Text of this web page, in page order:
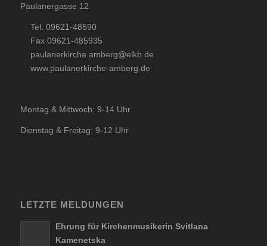
Paulanergasse 12
Tel. 09621-48590
Fax 09621-485935
paulanerkirche.amberg@elkb.de
www.paulanerkirche-amberg.de
Montag & Mittwoch: 9-14 Uhr
Dienstag & Freitag: 9-12 Uhr
LETZTE MELDUNGEN
Ehrung für Kirchenmusikerin Svitlana
Kamenetska